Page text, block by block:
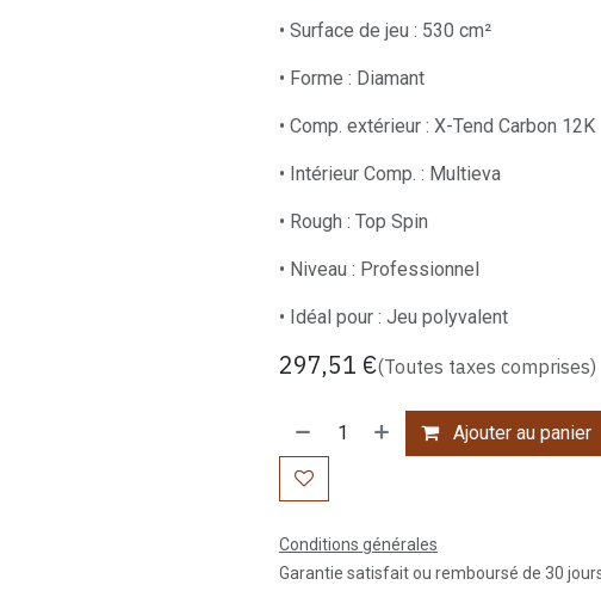
• Surface de jeu : 530 cm²
• Forme : Diamant
• Comp. extérieur : X-Tend Carbon 12K
• Intérieur Comp. : Multieva
• Rough : Top Spin
• Niveau : Professionnel
• Idéal pour : Jeu polyvalent
297,51 €(Toutes taxes comprises)
Ajouter au panier
Conditions générales
Garantie satisfait ou remboursé de 30